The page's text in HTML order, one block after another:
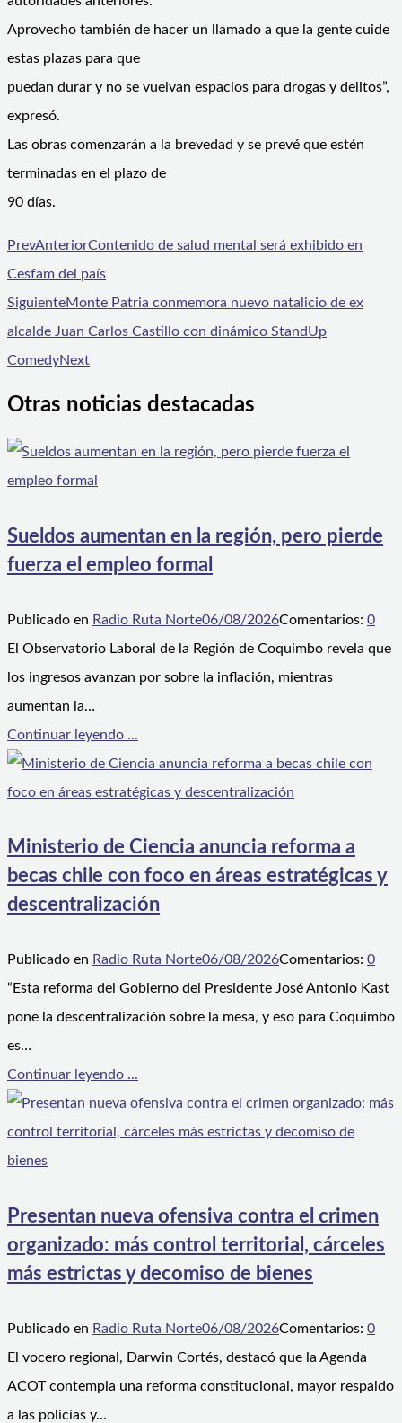
Aprovecho también de hacer un llamado a que la gente cuide
estas plazas para que
puedan durar y no se vuelvan espacios para drogas y delitos”,
expresó.
Las obras comenzarán a la brevedad y se prevé que estén
terminadas en el plazo de
90 días.
PrevAnteriorContenido de salud mental será exhibido en
Cesfam del país
SiguienteMonte Patria conmemora nuevo natalicio de ex
alcalde Juan Carlos Castillo con dinámico StandUp
ComedyNext
Otras noticias destacadas
Sueldos aumentan en la región, pero pierde
fuerza el empleo formal
Publicado en Radio Ruta Norte06/08/2026Comentarios: 0
El Observatorio Laboral de la Región de Coquimbo revela que
los ingresos avanzan por sobre la inflación, mientras
aumentan la…
Continuar leyendo ...
Ministerio de Ciencia anuncia reforma a
becas chile con foco en áreas estratégicas y
descentralización
Publicado en Radio Ruta Norte06/08/2026Comentarios: 0
“Esta reforma del Gobierno del Presidente José Antonio Kast
pone la descentralización sobre la mesa, y eso para Coquimbo
es…
Continuar leyendo ...
Presentan nueva ofensiva contra el crimen
organizado: más control territorial, cárceles
más estrictas y decomiso de bienes
Publicado en Radio Ruta Norte06/08/2026Comentarios: 0
El vocero regional, Darwin Cortés, destacó que la Agenda
ACOT contempla una reforma constitucional, mayor respaldo
a las policías y…